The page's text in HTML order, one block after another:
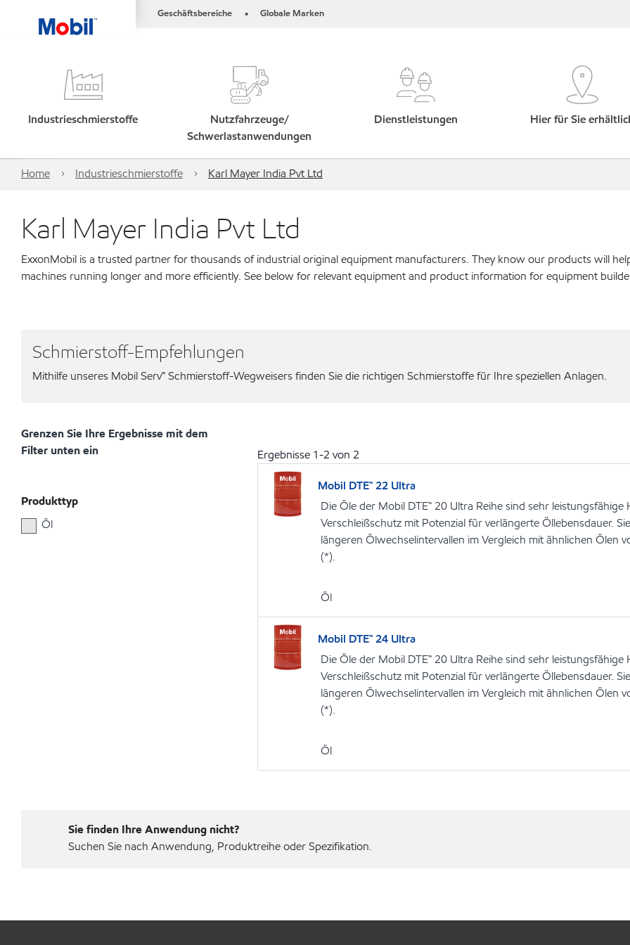
Geschäftsbereiche • Globale Marken
Industrieschmierstoffe
Nutzfahrzeuge/
Schwerlastanwendungen
Dienstleistungen Hier für Sie
Home Industrieschmierstoffe Karl Mayer India Pvt Ltd
Karl Mayer India Pvt Ltd
ExxonMobil is a trusted partner for thousands of industrial original equipment manufacturers. They know our products will
machines running longer and more efficiently. See below for relevant equipment and product information for equipment
Schmierstoff-Empfehlungen
Mithilfe unseres Mobil Serv℠ Schmierstoff-Wegweisers finden Sie die richtigen Schmierstoffe für Ihre speziellen Anlagen.
Grenzen Sie Ihre Ergebnisse mit dem
Filter unten ein
Produkttyp
Öl
Ergebnisse 1-2 von 2
Mobil DTE™ 22 Ultra
Die Öle der Mobil DTE™ 20 Ultra Reihe sind sehr leistungsfähige
Verschleißschutz mit Potenzial für verlängerte Öllebensdauer.
längeren Ölwechselintervallen im Vergleich mit ähnlichen Ölen
(*).
Öl
Mobil DTE™ 24 Ultra
Die Öle der Mobil DTE™ 20 Ultra Reihe sind sehr leistungsfähige
Verschleißschutz mit Potenzial für verlängerte Öllebensdauer.
längeren Ölwechselintervallen im Vergleich mit ähnlichen Ölen
(*).
Öl
Sie finden Ihre Anwendung nicht?
Suchen Sie nach Anwendung, Produktreihe oder Spezifikation.